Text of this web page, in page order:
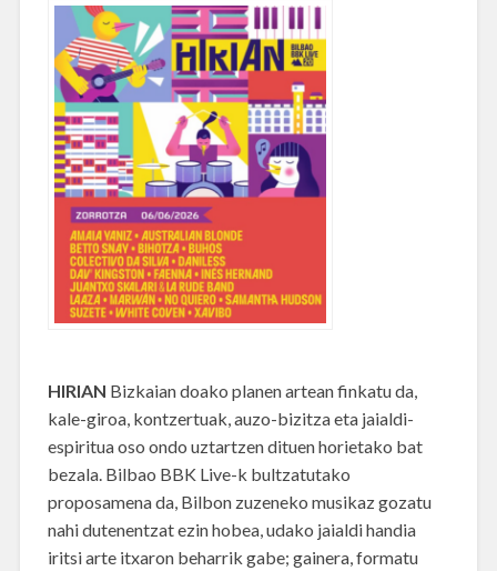
HIRIAN Bizkaian doako planen artean finkatu da,
kale-giroa, kontzertuak, auzo-bizitza eta jaialdi-
espiritua oso ondo uztartzen dituen horietako bat
bezala. Bilbao BBK Live-k bultzatutako
proposamena da, Bilbon zuzeneko musikaz gozatu
nahi dutenentzat ezin hobea, udako jaialdi handia
iritsi arte itxaron beharrik gabe; gainera, formatu